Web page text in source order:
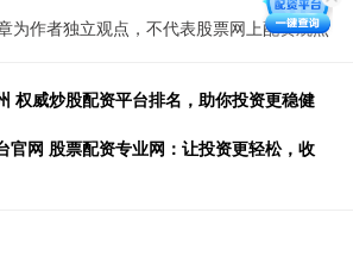
为作者独立观点，不代表股票网上配资观点
权威炒股配资平台排名，助你投资更稳健
官网 股票配资专业网：让投资更轻松，收